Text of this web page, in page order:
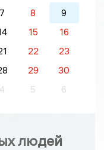
7 8
9
15
16
22
23
29
30
4 5 6
людей